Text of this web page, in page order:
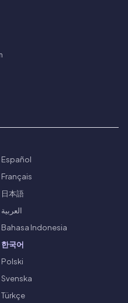
Español
Français
日本語
العربية
Bahasa Indonesia
한국어
Polski
Svenska
Türkçe